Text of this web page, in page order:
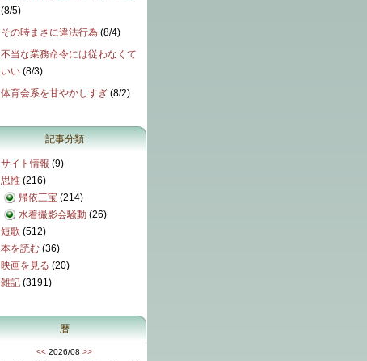
(8/5)
その時まさに違法行為 (8/4)
不当な業務命令には従わなくて
いい (8/3)
体育会系を甘やかしすぎ (8/2)
記事分類
サイト情報 (9)
思惟 (216)
帰依三宝 (214)
水着撮影会騒動 (26)
短歌 (512)
本を読む (36)
映画を見る (20)
雑記 (3191)
暦
<< 2026/08 >>